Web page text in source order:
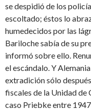
se despidió de los
escoltado; éstos lo
humedecidos por las
Bariloche sabía de su
informó sobre ello.
el escándalo. Y
extradición sólo
fiscales de la Unidad de
caso Priebke entre